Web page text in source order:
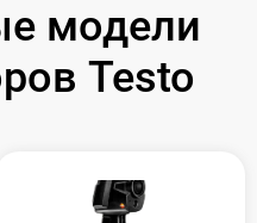
модели
Testo